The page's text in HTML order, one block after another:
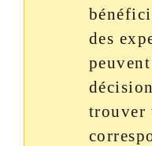
des
trouver